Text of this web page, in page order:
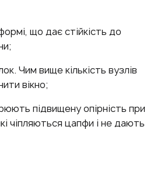
що дає стійкість до
Чим вище кількість вузлів
вікно;
підвищену опірність при
чіпляються цапфи і не дають